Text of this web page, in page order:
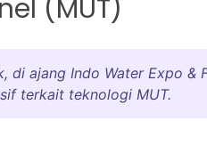
(MUT)
di ajang Indo Water Expo &
terkait teknologi MUT.